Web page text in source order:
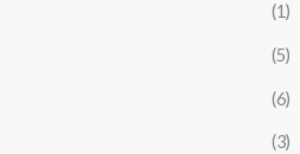
(1)
(5)
(6)
(3)